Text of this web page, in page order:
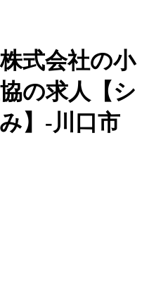
式会社の小
の求人【シ
】-川口市